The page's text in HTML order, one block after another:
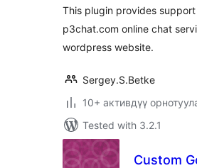
This plugin provides
p3chat.com online chat
wordpress website.
Sergey.S.Betke
10+ активдүү
Tested with 3.2.1
Custom